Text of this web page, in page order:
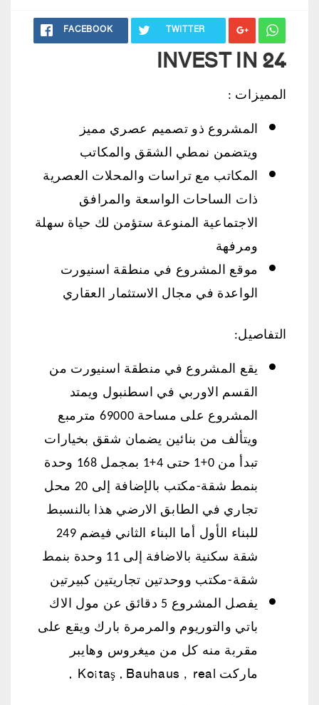
FACEBOOK TWITTER
INVEST IN 24
المميزات :
المشروع ذو تصميم عصري مميز
ويتضمن نمطي الشقق والمكاتب
المكاتب مع تراسات والمحلات العصرية
ذات الساحات الواسعة والمرافق
الاجتماعية المنوعة ستؤمن لك حياة سهلة
ومرفهة
موقع المشروع في منطقة اسنيورت
الواعدة في مجال الاستثمار العقاري
التفاصيل:
يقع المشروع في منطقة اسنيورت من
القسم الاوربي في اسطنبول ويمتد
المشروع على مساحة 69000 مترمبع
ويتألف من بنائين يضمان شقق بخيارات
تبدأ من 0+1 حتى 4+1 بمجمل 168 وحدة
بنمط شقة-مكتب بالإضافة إلى 20 محل
تجاري في الطابق الارضي هذا بالنسبط
للبناء الأول أما البناء الثاني فيضم 249
شقة سكنية بالاضافة إلى 11 وحدة بنمط
شقة-مكتب ووحدتين تجاريتين كبيرتين
يفصل المشروع 5 دقائق عن مول الاك
باتي والتوريوم والمرمرة بارك ويقع على
مقربة منه كل من ميغروس وهايبر
ماركت real
,
Bauhaus
,
Koçtaş ,